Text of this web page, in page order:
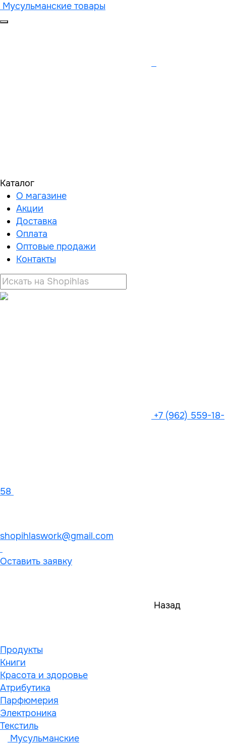
Мусульманские товары
Каталог
О магазине
Акции
Доставка
Оплата
Оптовые продажи
Контакты
+7 (962) 559-18-
58
shopihlaswork@gmail.com
Оставить заявку
Назад
Продукты
Книги
Красота и здоровье
Атрибутика
Парфюмерия
Электроника
Текстиль
Мусульманские